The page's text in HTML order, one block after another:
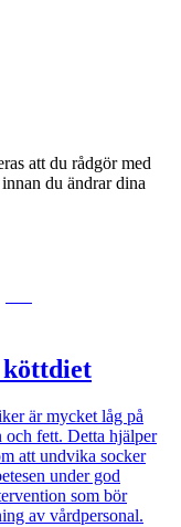
att du rådgör med
du ändrar dina
är mycket låg på
och fett. Detta hjälper
att undvika socker
under god
som bör
av vårdpersonal.